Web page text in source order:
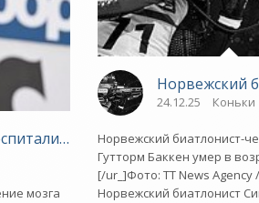
после
мозга
Норвежский
24.12.25 Коньки
Норвежский биатлонист-
Гутторм Баккен умер в
[/ur_]Фото: TT News Agency
Норвежский биатлонист